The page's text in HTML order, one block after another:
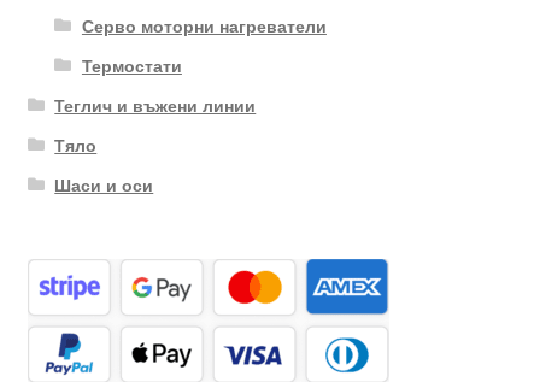
Серво моторни нагреватели
Термостати
Теглич и въжени линии
Тяло
Шаси и оси